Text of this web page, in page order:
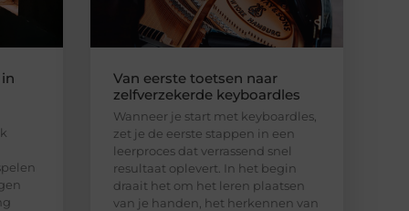
Van eerste toetsen naar
zelfverzekerde keyboardles
Wanneer je start met keyboardles,
zet je de eerste stappen in een
leerproces dat verrassend snel
resultaat oplevert. In het begin
draait het om het leren plaatsen
van je handen, het herkennen van